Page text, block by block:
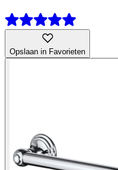
Opslaan in Favorieten